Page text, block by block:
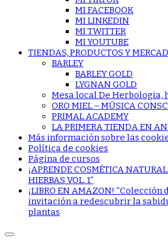
MI FACEBOOK
MI LINKEDIN
MI TWITTER
MI YOUTUBE
TIENDAS, PRODUCTOS Y
BARLEY
BARLEY GOLD
LYGNAN GOLD
Mesa local De Herbologia,
ORO MIEL – MÚSICA
PRIMAL ACADEMY
LA PRIMERA TIENDA EN
Más información sobre las
Política de cookies
Página de cursos
¡APRENDE COSMÉTICA
HIERBAS VOL. 1”
¡LIBRO EN AMAZON! “Colección
invitación a redescubrir la
plantas